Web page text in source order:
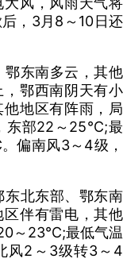
，3月8～10日还
东南多云，其他
鄂西南阴天有小
地区有阵雨，局
东部22～25℃;最
偏南风3～4级，
北东部、鄂东南
伴有雷电，其他
～23℃;最低气温
风2～3级转3～4